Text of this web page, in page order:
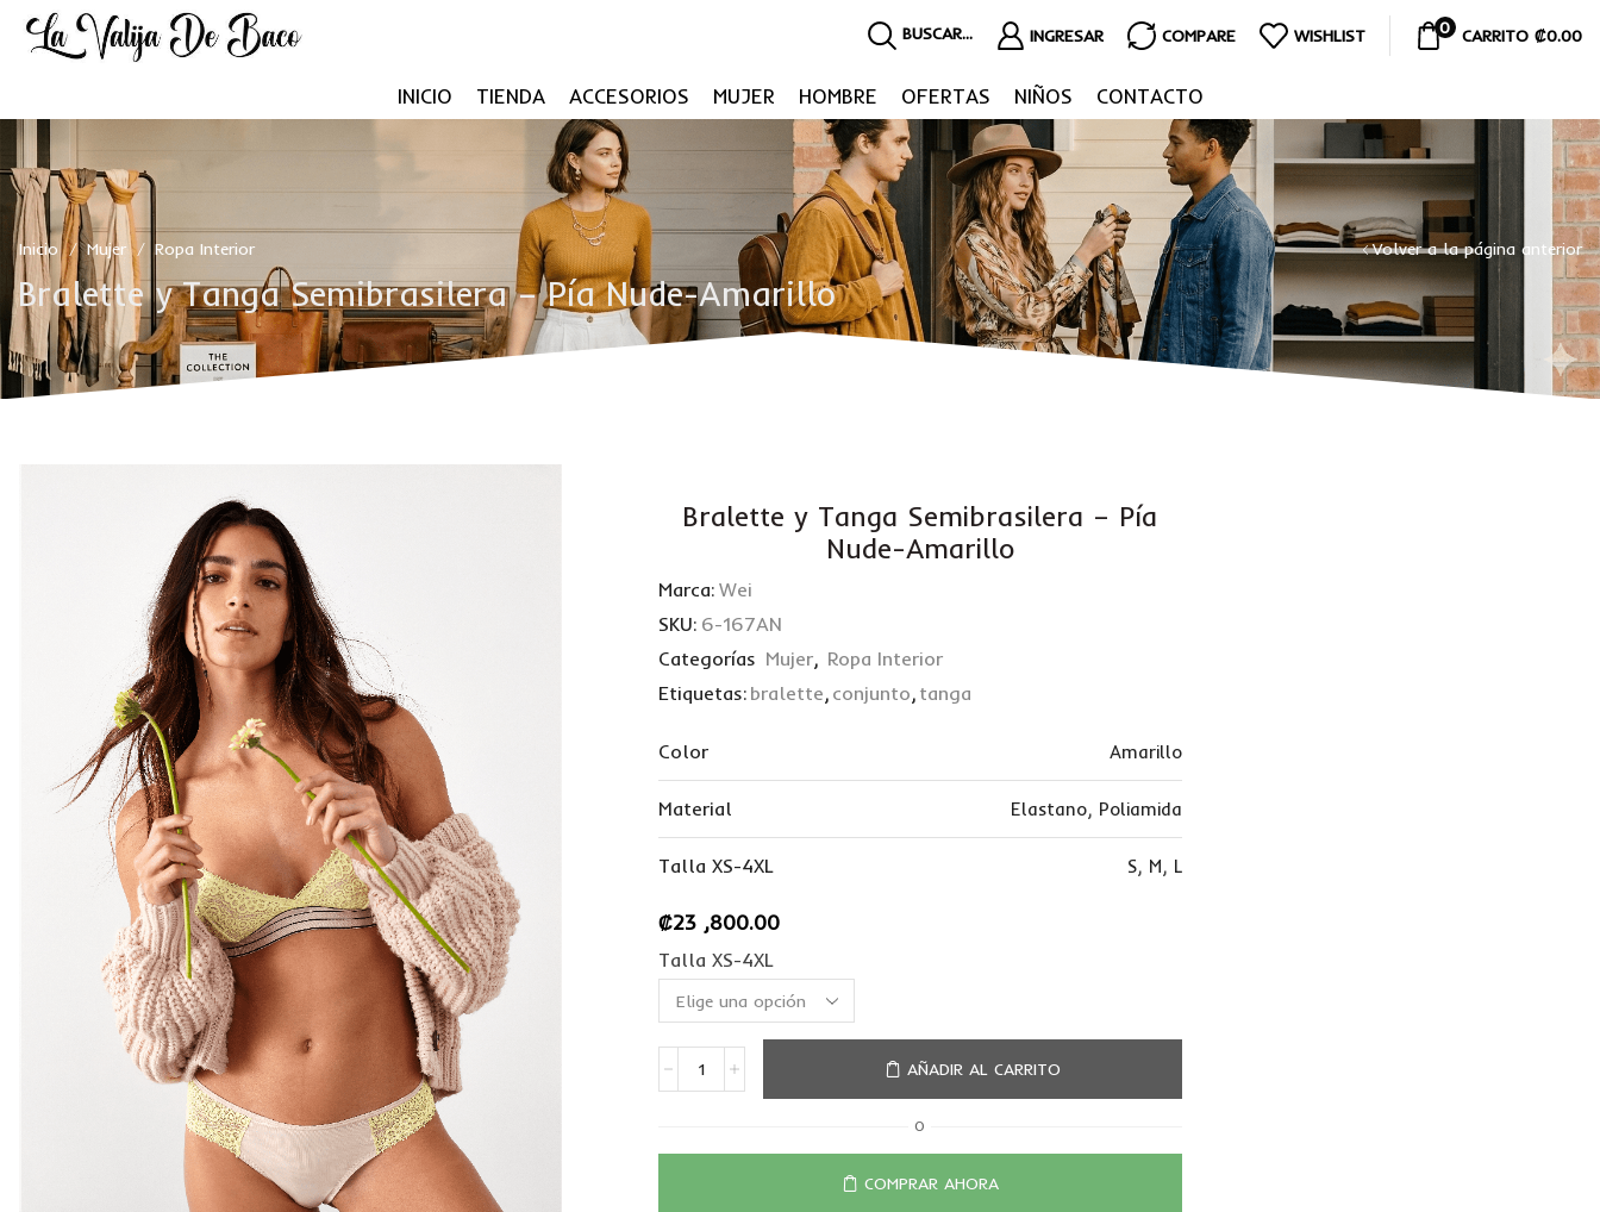
BUSCAR... INGRESAR COMPARE WISHLIST 0 CARRITO ₡0.00
INICIO TIENDA ACCESORIOS MUJER HOMBRE OFERTAS NIÑOS CONTACTO
Inicio / Mujer / Ropa Interior
Bralette y Tanga Semibrasilera – Pía Nude-Amarillo
Volver a la página anterior
Bralette y Tanga Semibrasilera – Pía
Nude-Amarillo
Marca: Wei
SKU: 6-167AN
Categorías Mujer, Ropa Interior
Etiquetas: bralette, conjunto, tanga
Color Amarillo
Material Elastano, Poliamida
Talla XS-4XL S, M, L
₡23 ,800.00
Talla XS-4XL
AÑADIR AL CARRITO
O
COMPRAR AHORA